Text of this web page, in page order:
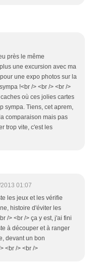
près le même
une excursion avec ma
une expo photos sur la
!<br /> <br /> <br />
où ces jolies cartes
sympa. Tiens, cet aprem,
comparaison mais pas
trop vite, c'est les
01:07
les jeux et les vérifie
histoire d'éviter les
/> <br /> ça y est, j'ai fini
à découper et à ranger
devant un bon
<br /> <br />